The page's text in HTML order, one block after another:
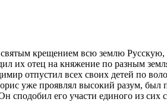
крещением всю землю
их отец на княжение по раз­ным
отпу­стил всех своих детей по
уже проявлял высокий разум,
сподобил его участи единого из